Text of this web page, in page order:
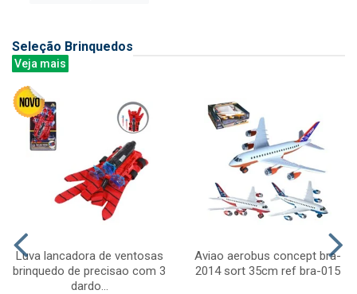
Seleção Brinquedos
Veja mais
Luva lancadora de ventosas
brinquedo de precisao com 3
dardo...
Aviao aerobus concept bra-
2014 sort 35cm ref bra-015